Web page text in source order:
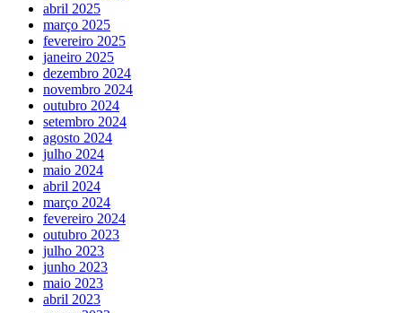
abril 2025
março 2025
fevereiro 2025
janeiro 2025
dezembro 2024
novembro 2024
outubro 2024
setembro 2024
agosto 2024
julho 2024
maio 2024
abril 2024
março 2024
fevereiro 2024
outubro 2023
julho 2023
junho 2023
maio 2023
abril 2023